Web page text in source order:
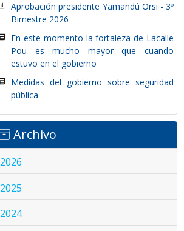
Aprobación presidente Yamandú Orsi - 3º
Bimestre 2026
En este momento la fortaleza de Lacalle
Pou es mucho mayor que cuando
estuvo en el gobierno
Medidas del gobierno sobre seguridad
pública
Archivo
2026
2025
2024